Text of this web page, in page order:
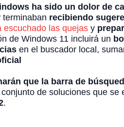
ha sido un dolor de
recibiendo
escuchado las quejas y
de Windows 11 incluirá un
en el buscador local,
que la barra de
de soluciones que
.